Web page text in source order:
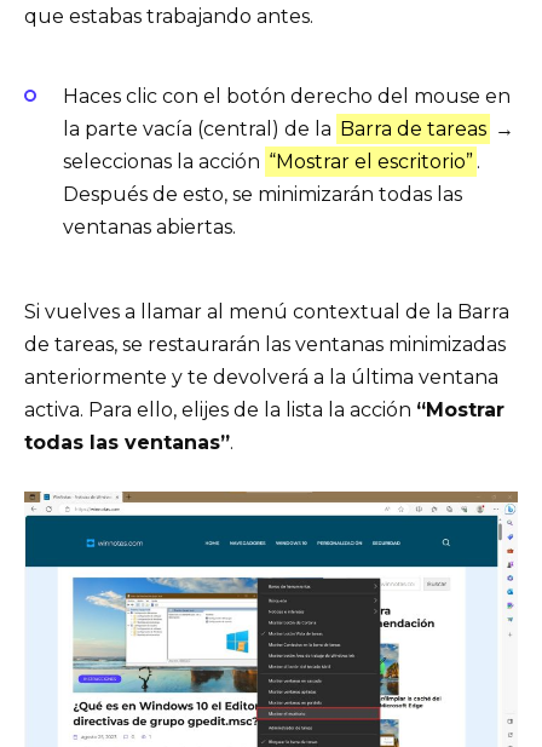
que estabas trabajando antes.
Haces clic con el botón derecho del mouse en
la parte vacía (central) de la Barra de tareas →
seleccionas la acción “Mostrar el escritorio” .
Después de esto, se minimizarán todas las
ventanas abiertas.
Si vuelves a llamar al menú contextual de la Barra
de tareas, se restaurarán las ventanas minimizadas
anteriormente y te devolverá a la última ventana
activa. Para ello, elijes de la lista la acción “Mostrar
todas las ventanas”.